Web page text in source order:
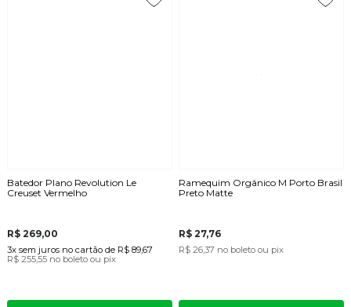
Batedor Plano Revolution Le
Creuset Vermelho
R$ 269,00
3x sem juros no cartãode R$ 89,67
R$ 255,55 no boleto ou pix
Ramequim Orgânico M Porto Brasil
Preto Matte
R$ 27,76
R$ 26,37 no boleto ou pix